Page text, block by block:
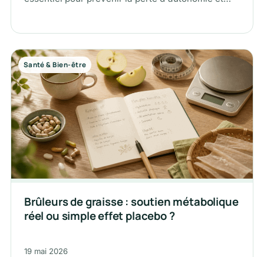
Santé & Bien-être
Brûleurs de graisse : soutien métabolique
réel ou simple effet placebo ?
19 mai 2026